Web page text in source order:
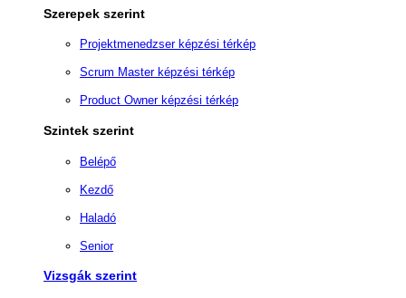
Szerepek szerint
Projektmenedzser képzési térkép
Scrum Master képzési térkép
Product Owner képzési térkép
Szintek szerint
Belépő
Kezdő
Haladó
Senior
Vizsgák szerint